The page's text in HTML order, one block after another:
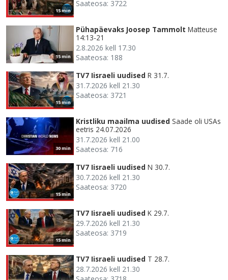
15 min
Saateosa: 3722
15 min
Pühapäevaks Joosep Tammolt Matteuse
14:13-21
2.8.2026 kell 17.30
Saateosa: 188
15 min
TV7 Iisraeli uudised R 31.7.
31.7.2026 kell 21.30
Saateosa: 3721
30 min
Kristliku maailma uudised Saade oli USAs
eetris 24.07.2026
31.7.2026 kell 21.00
Saateosa: 716
15 min
TV7 Iisraeli uudised N 30.7.
30.7.2026 kell 21.30
Saateosa: 3720
15 min
TV7 Iisraeli uudised K 29.7.
29.7.2026 kell 21.30
Saateosa: 3719
TV7 Iisraeli uudised T 28.7.
28.7.2026 kell 21.30